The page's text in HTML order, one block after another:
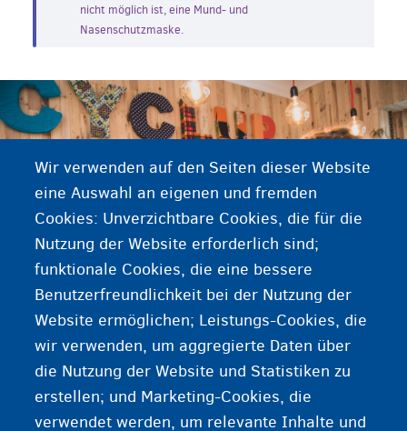
nicht möglich ist, eine Mund- und
Nasenschutzmaske.
Coronavirus: sich selbst und andere schützen
Wir verwenden auf den Seiten dieser Website
eine Auswahl an eigenen und fremden
Cookies: Unverzichtbare Cookies, die für die
Nutzung der Website erforderlich sind;
funktionale Cookies, die eine bessere
Benutzerfreundlichkeit bei der Nutzung der
Website ermöglichen; Leistungs-Cookies, die
wir verwenden, um aggregierte Daten über
die Nutzung der Website und Statistiken zu
erstellen; und Marketing-Cookies, die
verwendet werden, um relevante Inhalte und